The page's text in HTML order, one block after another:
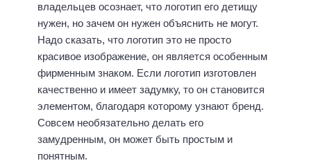
владельцев осознает, что логотип его детищу
нужен, но зачем он нужен объяснить не могут.
Надо сказать, что логотип это не просто
красивое изображение, он является особенным
фирменным знаком. Если логотип изготовлен
качественно и имеет задумку, то он становится
элементом, благодаря которому узнают бренд.
Совсем необязательно делать его
замудренным, он может быть простым и
понятным.